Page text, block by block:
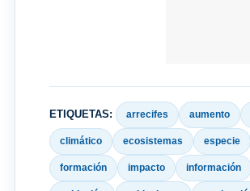
ETIQUETAS: arrecifes aumento
climático ecosistemas especie
formación impacto información